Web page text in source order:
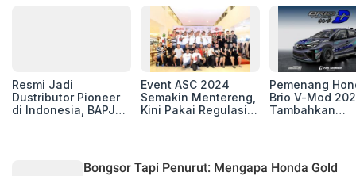
Resmi Jadi
Dustributor Pioneer
di Indonesia, BAPJ
Event ASC 2024
Semakin Mentereng,
Kini Pakai Regulasi
Pemenang
Brio V-Mod
Tambahkan
Bongsor Tapi Penurut: Mengapa Honda Gold